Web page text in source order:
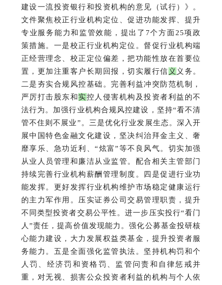
建设一流投资银行和投资机构的意见（试行）》。
文件聚焦校正行业机构定位、促进功能发挥、提升
专业服务能力和监管效能，提出了7个方面25项政
策措施。 一是校正行业机构定位。督促行业机构端
正经营理念、校正定位偏差，把功能性放在首要位
置，更加注重客户长期回报，切实履行信 义 义务。
二是夯实合规风控基础。 完善利益冲突防范机制，
严厉打击股东和实控人侵害机构及投资者利益的不
法行为。 加强行业机构合规风控建设，坚持“看不清
管不住则不展业”。 三是优化行业发展生态。 深入开
展中国特色金融文化建设，坚决纠治拜金主义、奢
靡享乐、急功近利、“炫富”等不良风气。 切实加强
从业人员管理和廉洁从业监管。 配合相关主管部门
持续完善行业机构薪酬管理制度。 四是促进行业功
能发挥。 更好发挥行业机构维护市场稳定健康运行
的主力军作用。 压实证券公司交易管理职责，提升
不同类型投资者交易公平性。进一步压实投行“看门
人”责任，提高价值发现能力。强化公募基金投研核
心能力建设，大力发展权益类基金，提升投资者服
务能力。 五是全面强化监管执法。 坚持机构罚和个
人罚、经济罚和资格罚、监管问责和自律惩戒并
重，对无视、损害公众投资者利益的机构与个人依